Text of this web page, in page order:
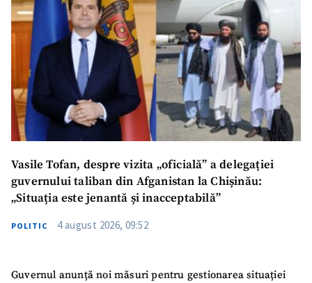
Vasile Tofan, despre vizita „oficială” a delegației
guvernului taliban din Afganistan la Chișinău:
„Situația este jenantă și inacceptabilă”
POLITIC 4 august 2026, 09:52
Guvernul anunță noi măsuri pentru gestionarea situației